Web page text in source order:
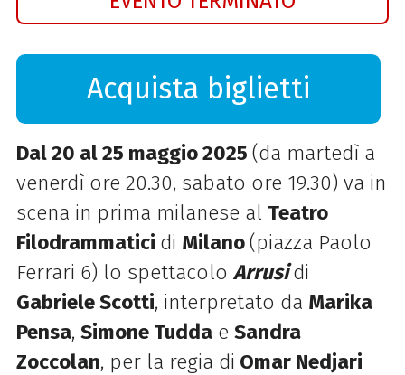
Acquista biglietti
Dal 20 al 25 maggio 2025 (da martedì a
venerdì ore 20.30, sabato ore 19.30) va in
scena in prima milanese al Teatro
Filodrammatici di Milano(piazza Paolo
Ferrari 6) lo spettacolo Arrusidi
Gabriele Scotti, interpretato da Marika
Pensa, Simone Tuddae Sandra
Zoccolan, per la regia di Omar Nedjari